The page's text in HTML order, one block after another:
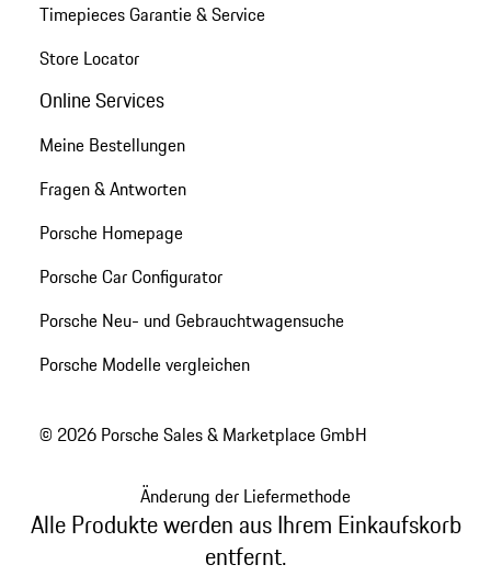
Timepieces Garantie & Service
Store Locator
Online Services
Meine Bestellungen
Fragen & Antworten
Porsche Homepage
Porsche Car Configurator
Porsche Neu- und Gebrauchtwagensuche
Porsche Modelle vergleichen
© 2026 Porsche Sales & Marketplace GmbH
Änderung der Liefermethode
Alle Produkte werden aus Ihrem Einkaufskorb
entfernt.